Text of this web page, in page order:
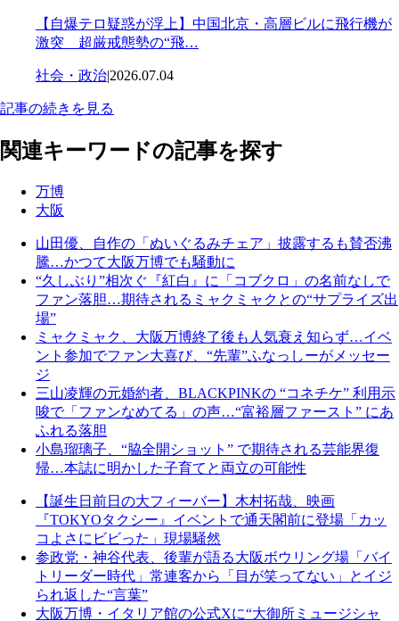
【自爆テロ疑惑が浮上】中国北京・高層ビルに飛行機が
激突 超厳戒態勢の“飛…
社会・政治|2026.07.04
記事の続きを見る
関連キーワードの記事を探す
万博
大阪
山田優、自作の「ぬいぐるみチェア」披露するも賛否沸
騰…かつて大阪万博でも騒動に
“久しぶり”相次ぐ『紅白』に「コブクロ」の名前なしで
ファン落胆…期待されるミャクミャクとの“サプライズ出
場”
ミャクミャク、大阪万博終了後も人気衰え知らず…イベ
ント参加でファン大喜び、“先輩”ふなっしーがメッセー
ジ
三山凌輝の元婚約者、BLACKPINKの “コネチケ” 利用示
唆で「ファンなめてる」の声…“富裕層ファースト” にあ
ふれる落胆
小島瑠璃子、“脇全開ショット” で期待される芸能界復
帰…本誌に明かした子育てと両立の可能性
【誕生日前日の大フィーバー】木村拓哉、映画
『TOKYOタクシー』イベントで通天閣前に登場「カッ
コよさにビビった」現場騒然
参政党・神谷代表、後輩が語る大阪ボウリング場「バイ
トリーダー時代」常連客から「目が笑ってない」とイジ
られ返した“言葉”
大阪万博・イタリア館の公式Xに“大御所ミュージシャ